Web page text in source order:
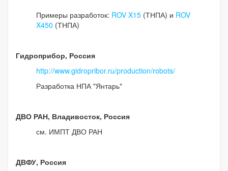
Примеры разработок: ROV X15 (ТНПА) и ROV
X450 (ТНПА)
Гидроприбор, Россия
http://www.gidropribor.ru/production/robots/
Разработка НПА "Янтарь"
ДВО РАН, Владивосток, Россия
см. ИМПТ ДВО РАН
ДВФУ, Россия